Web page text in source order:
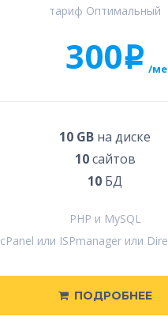
тариф Оптимальный
300i /
10 GB на диске
10сайтов
10 БД
PHP и MySQL
cPanel или ISPmanager или
ПОДРОБНЕЕ